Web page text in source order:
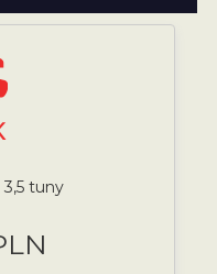
tuny